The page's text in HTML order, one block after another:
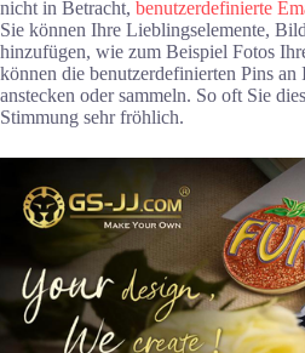
nicht in Betracht, benutzerdefinierte
Sie können Ihre Lieblingselemente,
hinzufügen, wie zum Beispiel Fotos
können die benutzerdefinierten Pins
anstecken oder sammeln. So oft Sie
Stimmung sehr fröhlich.